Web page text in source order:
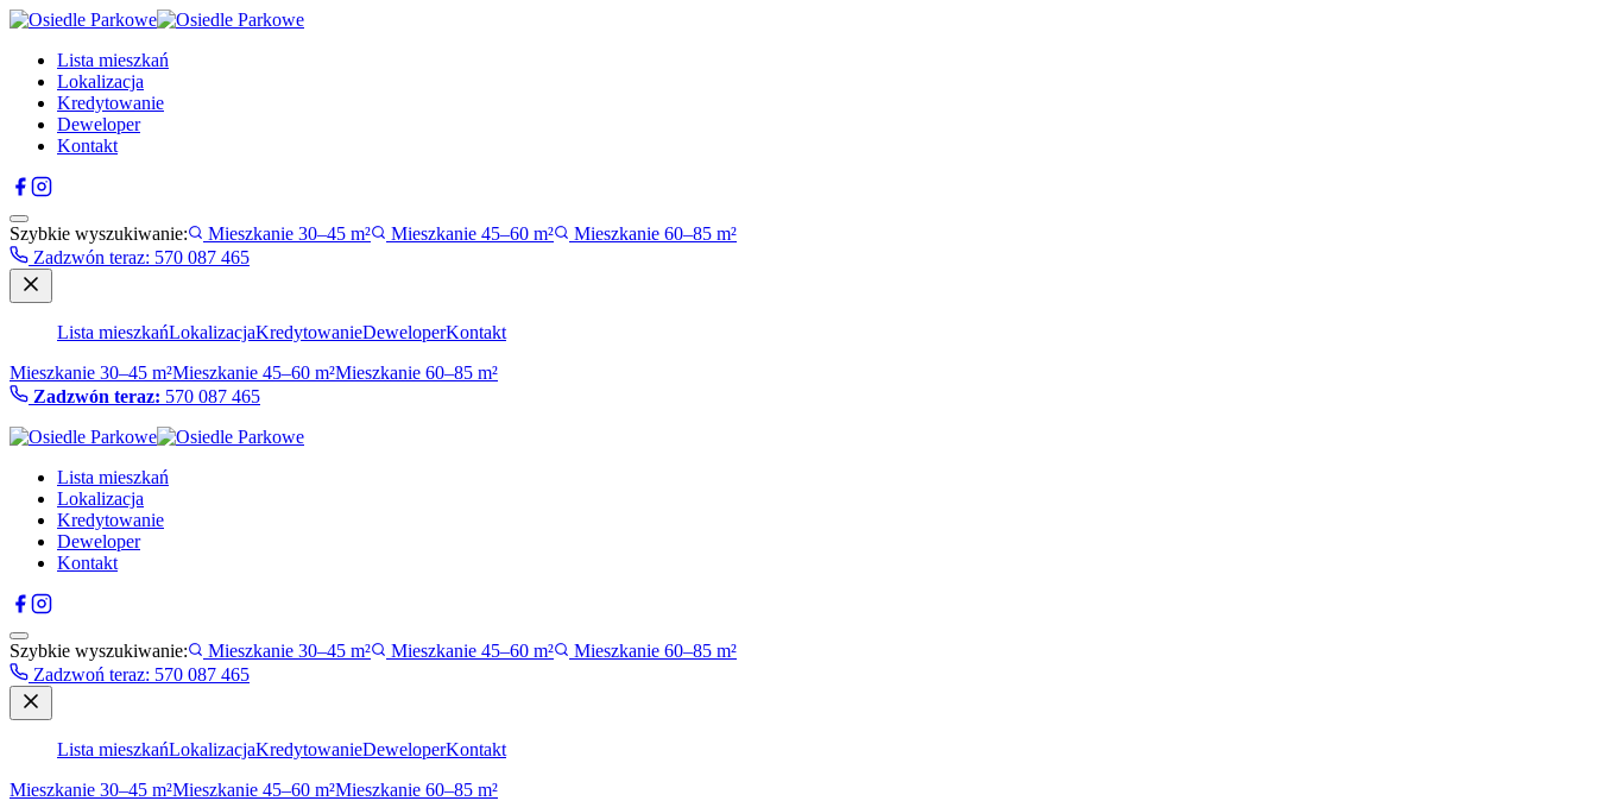
Lista mieszkań
Lokalizacja
Kredytowanie
Deweloper
Kontakt
Szybkie wyszukiwanie: Mieszkanie 30–45 m² Mieszkanie 45–60 m²
Mieszkanie 60–85 m²
Zadzwón teraz: 570 087 465
Lista mieszkańLokalizacjaKredytowanieDeweloperKontakt
Mieszkanie 30–45 m²Mieszkanie 45–60 m²Mieszkanie 60–85 m²
Zadzwón teraz: 570 087 465
Lista mieszkań
Lokalizacja
Kredytowanie
Deweloper
Kontakt
Szybkie wyszukiwanie: Mieszkanie 30–45 m² Mieszkanie 45–60 m²
Mieszkanie 60–85 m²
Zadzwoń teraz: 570 087 465
Lista mieszkańLokalizacjaKredytowanieDeweloperKontakt
Mieszkanie 30–45 m²Mieszkanie 45–60 m²Mieszkanie 60–85 m²